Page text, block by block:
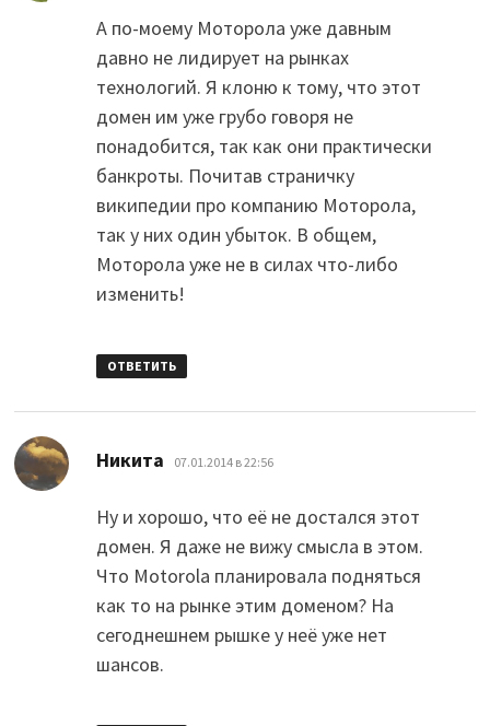
А по-моему Моторола уже давным
давно не лидирует на рынках
технологий. Я клоню к тому, что этот
домен им уже грубо говоря не
понадобится, так как они практически
банкроты. Почитав страничку
википедии про компанию Моторола,
так у них один убыток. В общем,
Моторола уже не в силах что-либо
изменить!
ОТВЕТИТЬ
Никита 07.01.2014 в 22:56
Ну и хорошо, что её не достался этот
домен. Я даже не вижу смысла в этом.
Что Motorola планировала подняться
как то на рынке этим доменом? На
сегоднешнем рышке у неё уже нет
шансов.